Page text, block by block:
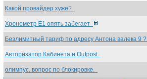
Какой провайдер хуже?
Хронометр Е1 опять забегает
Безлимитный тариф по адресу Антона валека 9 ?
Авторизатор Кабинета и Outpost
олимпус. вопрос по блокировке.